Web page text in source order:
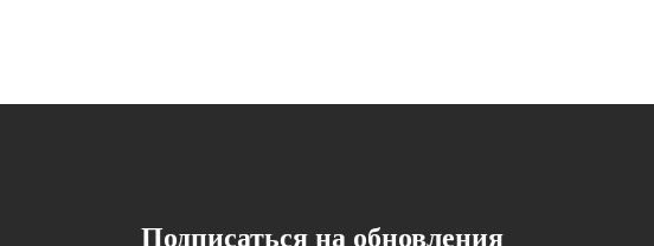
Подписаться на обновления